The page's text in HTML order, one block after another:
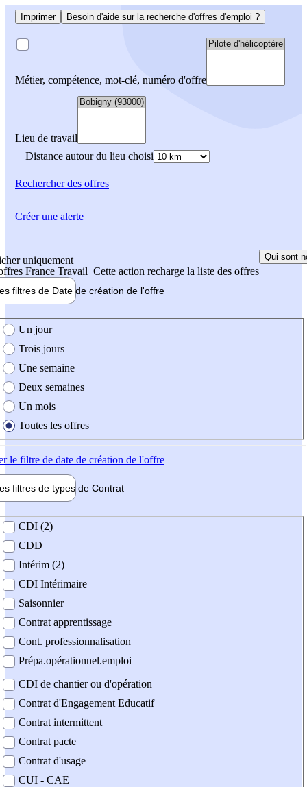
Imprimer Besoin d'aide sur la recherche d'offres d'emploi ?
Métier, compétence, mot-clé, numéro d'offre
Lieu de travail
Distance autour du lieu choisi
Rechercherdes offres
uniquement
France Travail Cette action recharge la liste des offres
Qui sont
filtres de Date de création de l'offre
création de l'offre
Un jour
Trois jours
Une semaine
Deux semaines
Un mois
Toutes les offres
le filtre de date de création de l'offre
filtres de types de Contrat
contrat
CDI (2)
CDD
Intérim (2)
CDI Intérimaire
Saisonnier
Contrat apprentissage
Cont. professionnalisation
Prépa.opérationnel.emploi
CDI de chantier ou d'opération
Contrat d'Engagement Educatif
Contrat intermittent
Contrat pacte
Contrat d'usage
CUI - CAE
Créer une alerte